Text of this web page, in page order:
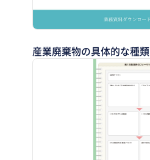
産業廃棄物の具体的な種類